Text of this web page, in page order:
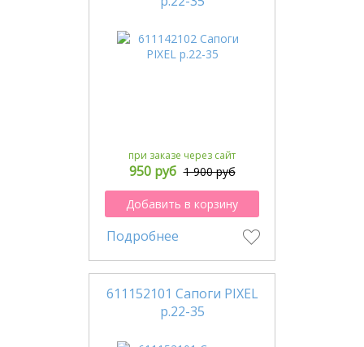
при заказе через сайт
950 руб 1 900 руб
Добавить в корзину
Подробнее
611152101 Сапоги PIXEL
р.22-35